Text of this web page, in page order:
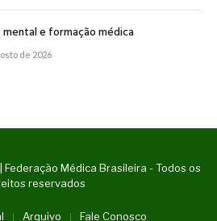
mental e formação médica
de 2026
Médica Brasileira - Todos os
reservados
Arquivo Fale Conosco